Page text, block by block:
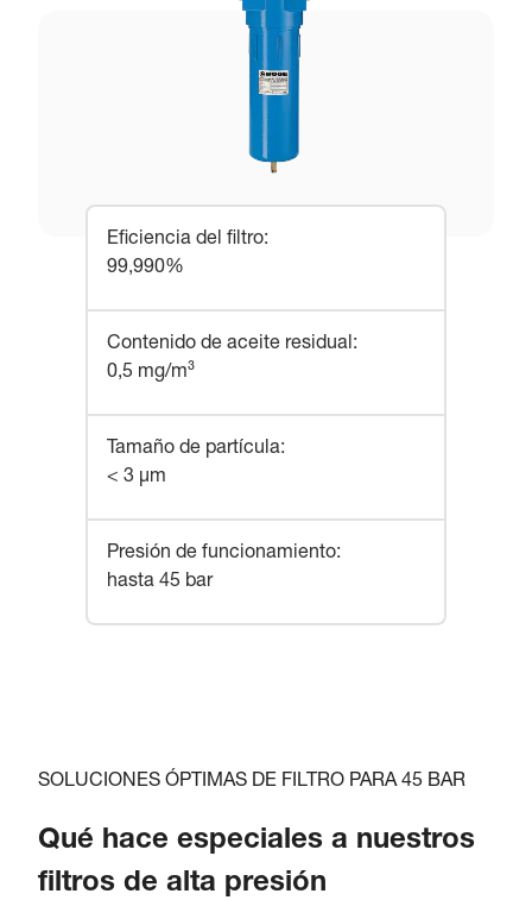
Eficiencia del filtro:
99,990%
Contenido de aceite residual:
0,5 mg/m³
Tamaño de partícula:
< 3 µm
Presión de funcionamiento:
hasta 45 bar
SOLUCIONES ÓPTIMAS DE FILTRO PARA 45 BAR
Qué hace especiales a nuestros
filtros de alta presión